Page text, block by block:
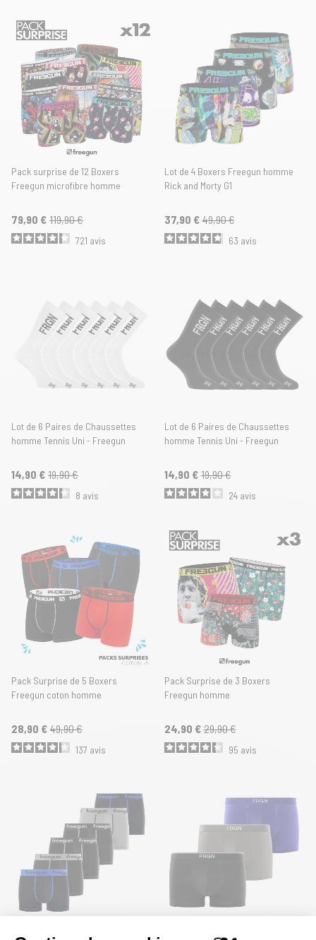
Pack surprise de 12 Boxers
Freegun microfibre homme
79,90 € 119,90 €
721 avis
Lot de 4 Boxers Freegun homme
Rick and Morty G1
37,90 € 49,90 €
63 avis
Lot de 6 Paires de Chaussettes
homme Tennis Uni - Freegun
14,90 € 19,90 €
8 avis
Lot de 6 Paires de Chaussettes
homme Tennis Uni - Freegun
14,90 € 19,90 €
24 avis
Pack Surprise de 5 Boxers
Freegun coton homme
28,90 € 49,90 €
137 avis
Pack Surprise de 3 Boxers
Freegun homme
24,90 € 29,90 €
95 avis
Lot de 6 Boxers Freegun homme Lot de 3 Boxers Coton noir, bleu,